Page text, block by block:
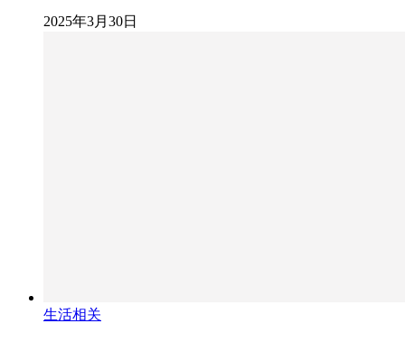
2025年3月30日
生活相关